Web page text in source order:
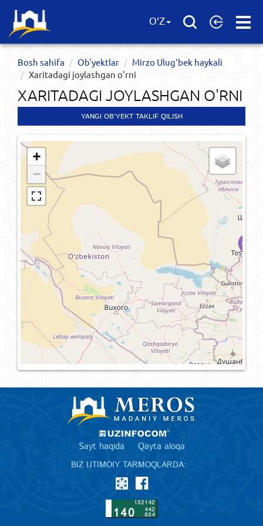
Open
O'Z
Bosh sahifa Ob'yektlar​
Mirzo Ulug‘bek haykali
Xaritadagi joylashgan o'rni
XARITADAGI JOYLASHGAN O'RNI
YANGI OB'YEKT TAKLIF QILISH
+
−
Sayt haqida Qayta aloqa
BIZ IJTIMOIY TARMOQLARDA: